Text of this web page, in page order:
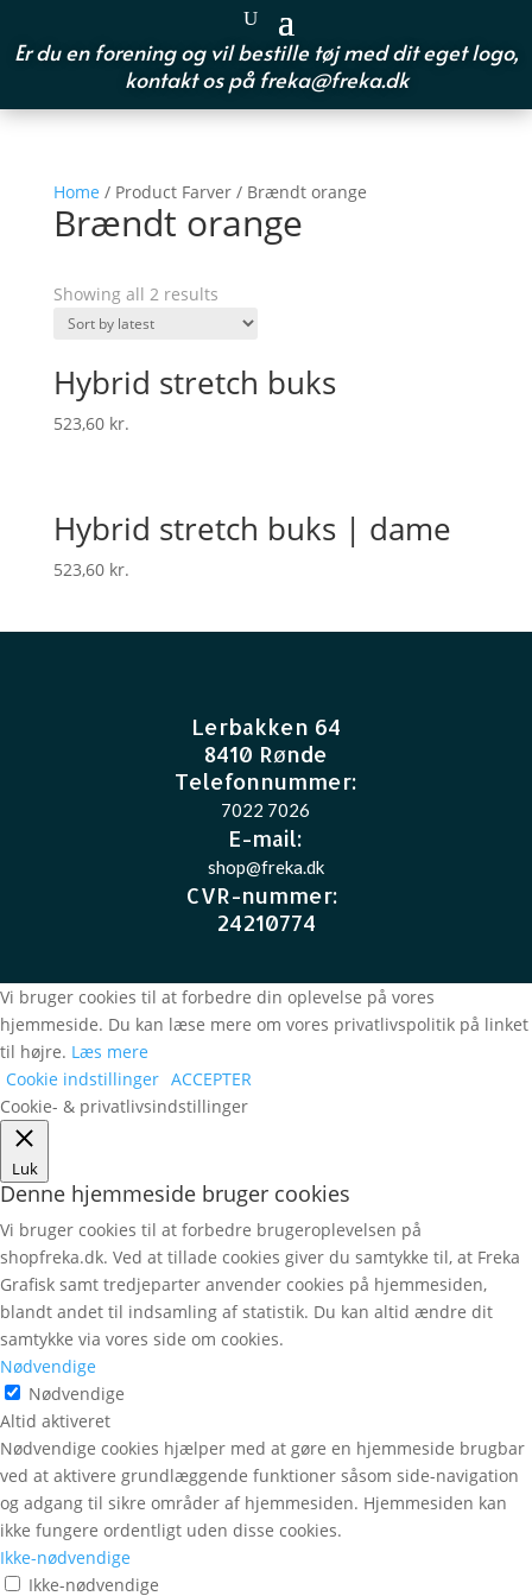
Er du en forening og vil bestille tøj med dit eget logo,
kontakt os på freka@freka.dk
Home / Product Farver / Brændt orange
Brændt orange
Showing all 2 results
Hybrid stretch buks
523,60 kr.
Hybrid stretch buks | dame
523,60 kr.
Lerbakken 64
8410 Rønde
Telefonnummer:
7022 7026
E-mail:
shop@freka.dk
CVR-nummer:
24210774
Vi bruger cookies til at forbedre din oplevelse på vores
hjemmeside. Du kan læse mere om vores privatlivspolitik på linket
til højre. Læs mere
Cookie indstillinger ACCEPTER
Cookie- & privatlivsindstillinger
Luk
Denne hjemmeside bruger cookies
Vi bruger cookies til at forbedre brugeroplevelsen på
shopfreka.dk. Ved at tillade cookies giver du samtykke til, at Freka
Grafisk samt tredjeparter anvender cookies på hjemmesiden,
blandt andet til indsamling af statistik. Du kan altid ændre dit
samtykke via vores side om cookies.
Nødvendige
Nødvendige
Altid aktiveret
Nødvendige cookies hjælper med at gøre en hjemmeside brugbar
ved at aktivere grundlæggende funktioner såsom side-navigation
og adgang til sikre områder af hjemmesiden. Hjemmesiden kan
ikke fungere ordentligt uden disse cookies.
Ikke-nødvendige
Ikke-nødvendige